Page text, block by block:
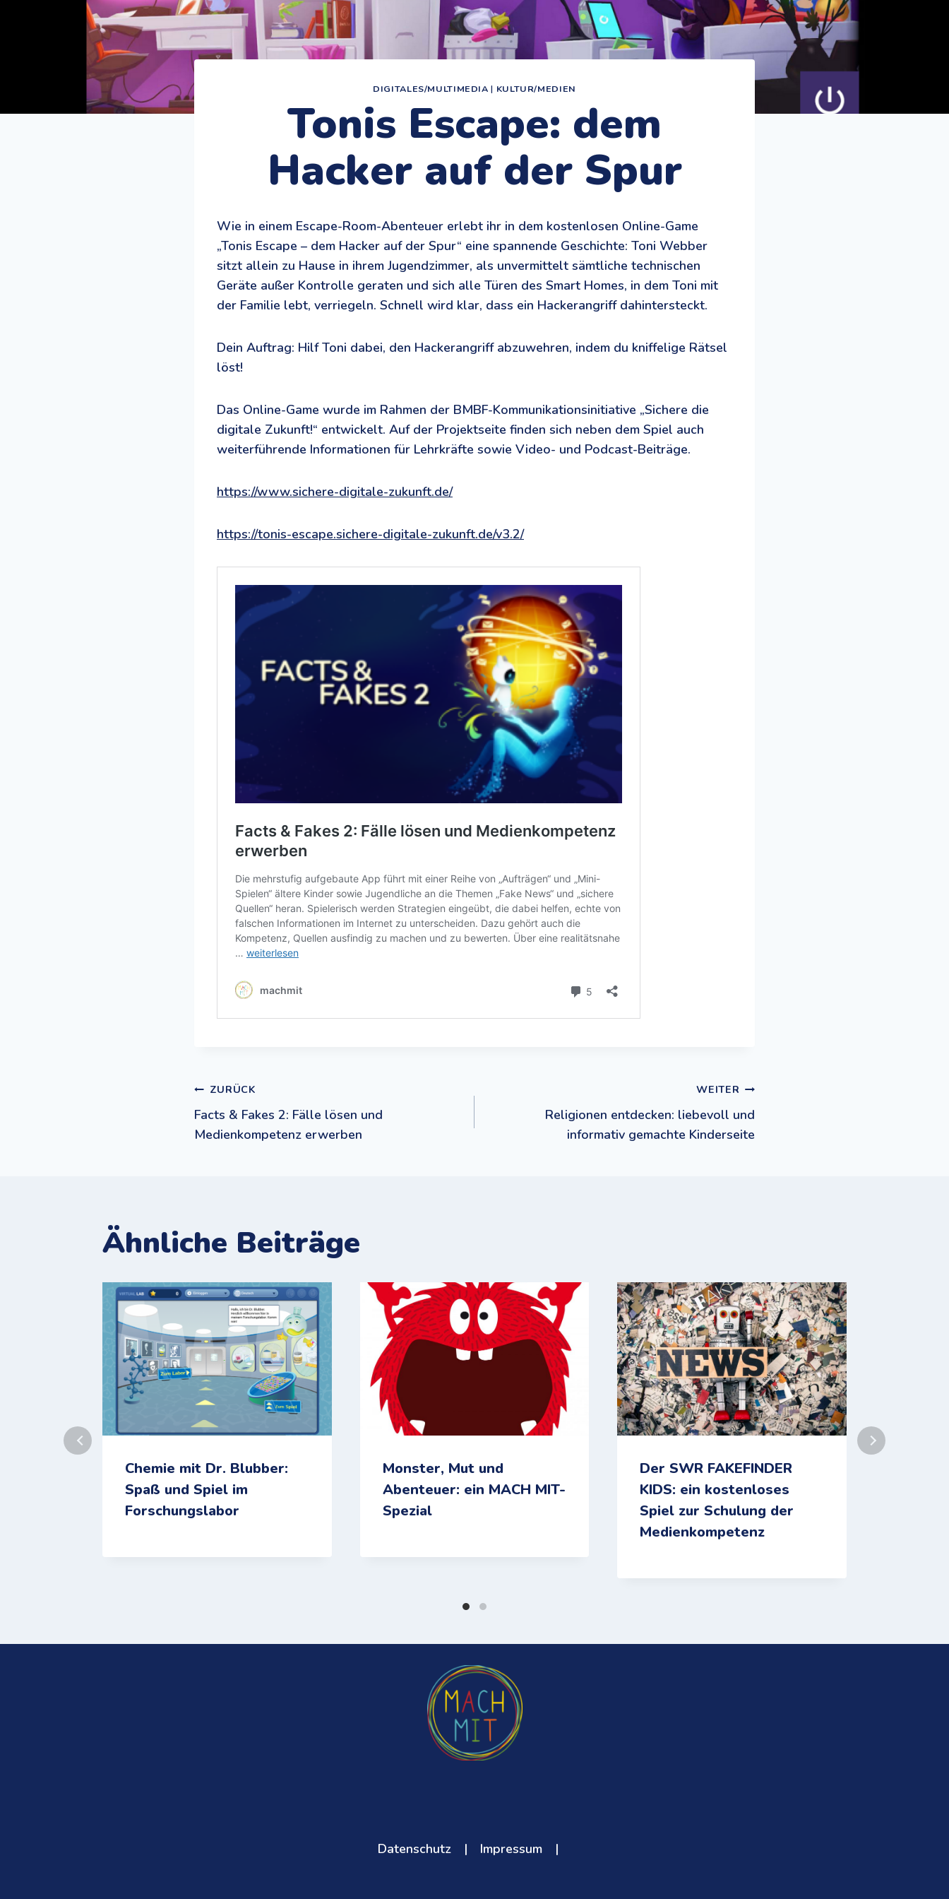
DIGITALES/MULTIMEDIA | KULTUR/MEDIEN
Tonis Escape: dem
Hacker auf der Spur
Wie in einem Escape-Room-Abenteuer erlebt ihr in dem kostenlosen Online-Game
„Tonis Escape – dem Hacker auf der Spur“ eine spannende Geschichte: Toni Webber
sitzt allein zu Hause in ihrem Jugendzimmer, als unvermittelt sämtliche technischen
Geräte außer Kontrolle geraten und sich alle Türen des Smart Homes, in dem Toni mit
der Familie lebt, verriegeln. Schnell wird klar, dass ein Hackerangriff dahintersteckt.
Dein Auftrag: Hilf Toni dabei, den Hackerangriff abzuwehren, indem du kniffelige Rätsel
löst!
Das Online-Game wurde im Rahmen der BMBF-Kommunikationsinitiative „Sichere die
digitale Zukunft!“ entwickelt. Auf der Projektseite finden sich neben dem Spiel auch
weiterführende Informationen für Lehrkräfte sowie Video- und Podcast-Beiträge.
https://www.sichere-digitale-zukunft.de/
https://tonis-escape.sichere-digitale-zukunft.de/v3.2/
Beitragsnavigation
ZURÜCK
Facts & Fakes 2: Fälle lösen und
Medienkompetenz erwerben
WEITER
Religionen entdecken: liebevoll und
informativ gemachte Kinderseite
Ähnliche Beiträge
Chemie mit Dr. Blubber:
Spaß und Spiel im
Forschungslabor
Monster, Mut und
Abenteuer: ein MACH MIT-
Spezial
Der SWR FAKEFINDER
KIDS: ein kostenloses
Spiel zur Schulung der
Medienkompetenz
Datenschutz | Impressum |